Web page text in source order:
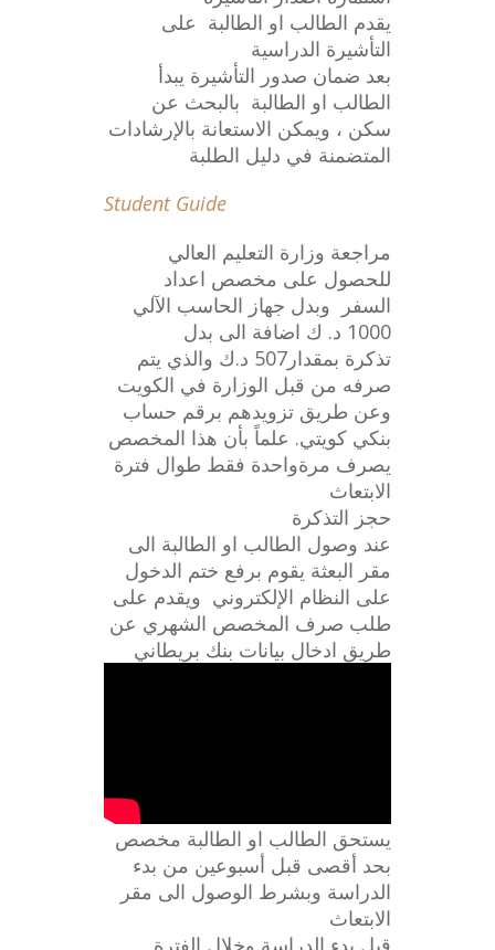
التأشيرة الدراسية
الطالب او الطالبة بالبحث عن
سكن ، ويمكن الاستعانة بالإرشادات
المتضمنة في دليل الطلبة
Student Guide
للحصول على مخصص اعداد
السفر وبدل جهاز الحاسب الآلي
1000 د. ك اضافة الى بدل
تذكرة بمقدار507 د.ك والذي يتم
صرفه من قبل الوزارة في الكويت
وعن طريق تزويدهم برقم حساب
بنكي كويتي. علماً بأن هذا المخصص
يصرف مرةواحدة فقط طوال فترة
الابتعاث
حجز التذكرة
مقر البعثة يقوم برفع ختم الدخول
على النظام الإلكتروني ويقدم على
طلب صرف المخصص الشهري عن
طريق ادخال بيانات بنك بريطاني
يستحق الطالب او الطالبة مخصص
بحد أقصى قبل أسبوعين من بدء
الدراسة وبشرط الوصول الى مقر
الابتعاث
قبل بدء الدراسة وخلال الفترة